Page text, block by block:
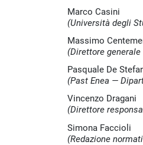
Marco Casini
(Università degli
Massimo
(Direttore
Pasquale De
(Past Enea —
Vincenzo Dragani
(Direttore
Simona Faccioli
(Redazione